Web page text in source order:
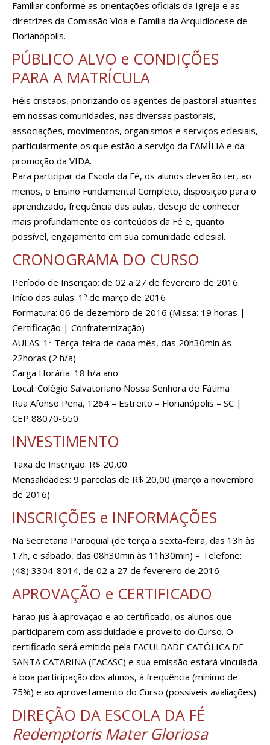
Familiar conforme as orientações oficiais da Igreja e as
diretrizes da Comissão Vida e Família da Arquidiocese de
Florianópolis.
PÚBLICO ALVO e CONDIÇÕES
PARA A MATRÍCULA
Fiéis cristãos, priorizando os agentes de pastoral atuantes
em nossas comunidades, nas diversas pastorais,
associações, movimentos, organismos e serviços eclesiais,
particularmente os que estão a serviço da FAMÍLIA e da
promoção da VIDA.
Para participar da Escola da Fé, os alunos deverão ter, ao
menos, o Ensino Fundamental Completo, disposição para o
aprendizado, frequência das aulas, desejo de conhecer
mais profundamente os conteúdos da Fé e, quanto
possível, engajamento em sua comunidade eclesial.
CRONOGRAMA DO CURSO
Período de Inscrição: de 02 a 27 de fevereiro de 2016
Início das aulas: 1º de março de 2016
Formatura: 06 de dezembro de 2016 (Missa: 19 horas |
Certificação | Confraternização)
AULAS: 1ª Terça-feira de cada mês, das 20h30min às
22horas (2 h/a)
Carga Horária: 18 h/a ano
Local: Colégio Salvatoriano Nossa Senhora de Fátima
Rua Afonso Pena, 1264 – Estreito – Florianópolis – SC |
CEP 88070-650
INVESTIMENTO
Taxa de Inscrição: R$ 20,00
Mensalidades: 9 parcelas de R$ 20,00 (março a novembro
de 2016)
INSCRIÇÕES e INFORMAÇÕES
Na Secretaria Paroquial (de terça a sexta-feira, das 13h às
17h, e sábado, das 08h30min às 11h30min) – Telefone:
(48) 3304-8014, de 02 a 27 de fevereiro de 2016
APROVAÇÃO e CERTIFICADO
Farão jus à aprovação e ao certificado, os alunos que
participarem com assiduidade e proveito do Curso. O
certificado será emitido pela FACULDADE CATÓLICA DE
SANTA CATARINA (FACASC) e sua emissão estará vinculada
à boa participação dos alunos, à frequência (mínimo de
75%) e ao aproveitamento do Curso (possíveis avaliações).
DIREÇÃO DA ESCOLA DA FÉ
Redemptoris Mater Gloriosa